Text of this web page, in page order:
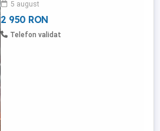
TVA si taxe de livrare.
5 august
2 950 RON
Telefon validat